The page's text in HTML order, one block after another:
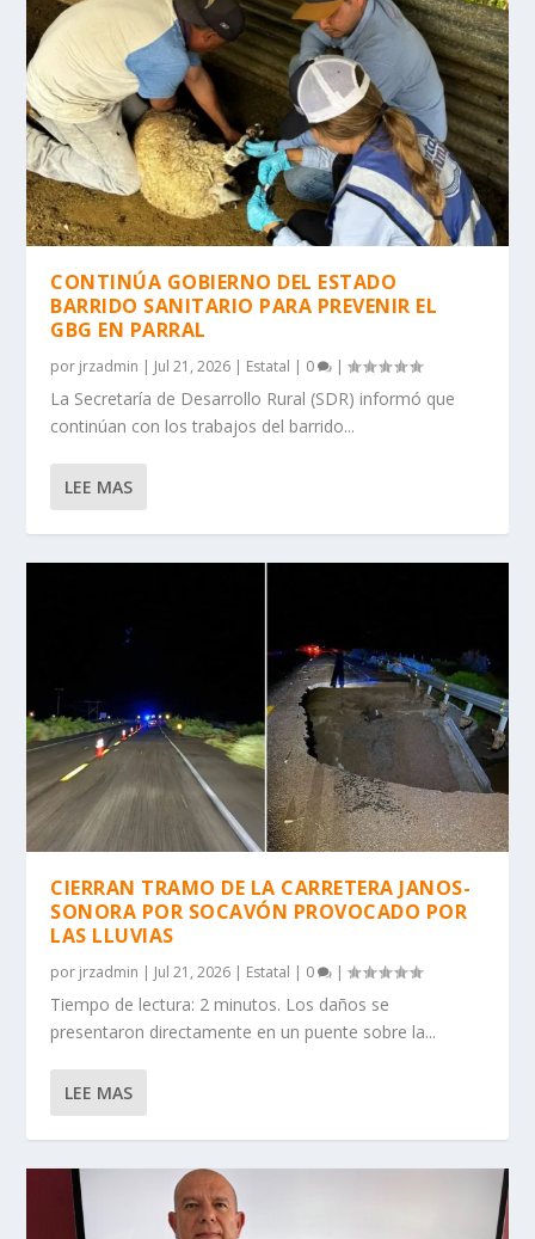
CONTINÚA GOBIERNO DEL ESTADO
BARRIDO SANITARIO PARA PREVENIR EL
GBG EN PARRAL
por jrzadmin | Jul 21, 2026 | Estatal | 0 |
La Secretaría de Desarrollo Rural (SDR) informó que
continúan con los trabajos del barrido...
LEE MAS
CIERRAN TRAMO DE LA CARRETERA JANOS-
SONORA POR SOCAVÓN PROVOCADO POR
LAS LLUVIAS
por jrzadmin | Jul 21, 2026 | Estatal | 0 |
Tiempo de lectura: 2 minutos. Los daños se
presentaron directamente en un puente sobre la...
LEE MAS